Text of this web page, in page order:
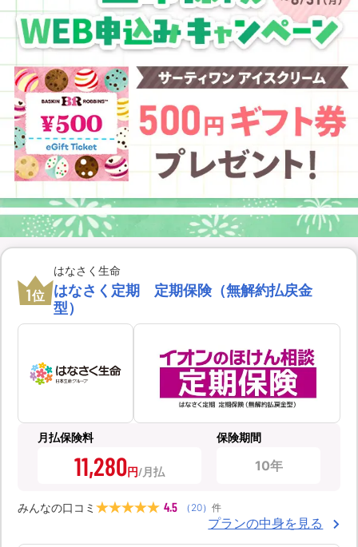
1位
はなさく生命
はなさく定期 定期保険（無解約払戻金
型）
月払保険料
11,280円
保険期間
10年
みんなの口コミ 4.5 （ 20） 件
プランの中身を見る